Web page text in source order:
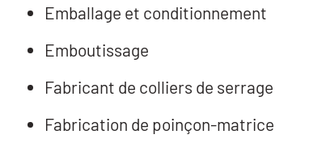
Emballage et conditionnement
Emboutissage
Fabricant de colliers de serrage
Fabrication de poinçon-matrice